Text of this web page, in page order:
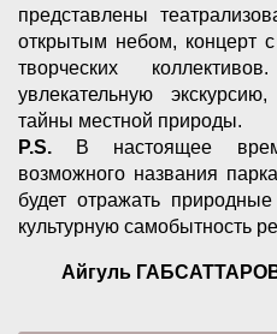
представлены
открытым небом, концерт
творческих
увлекательную
тайны местной природы.
P.S. В настоящее
возможного названия
будет отражать
культурную самобытность
Айгуль